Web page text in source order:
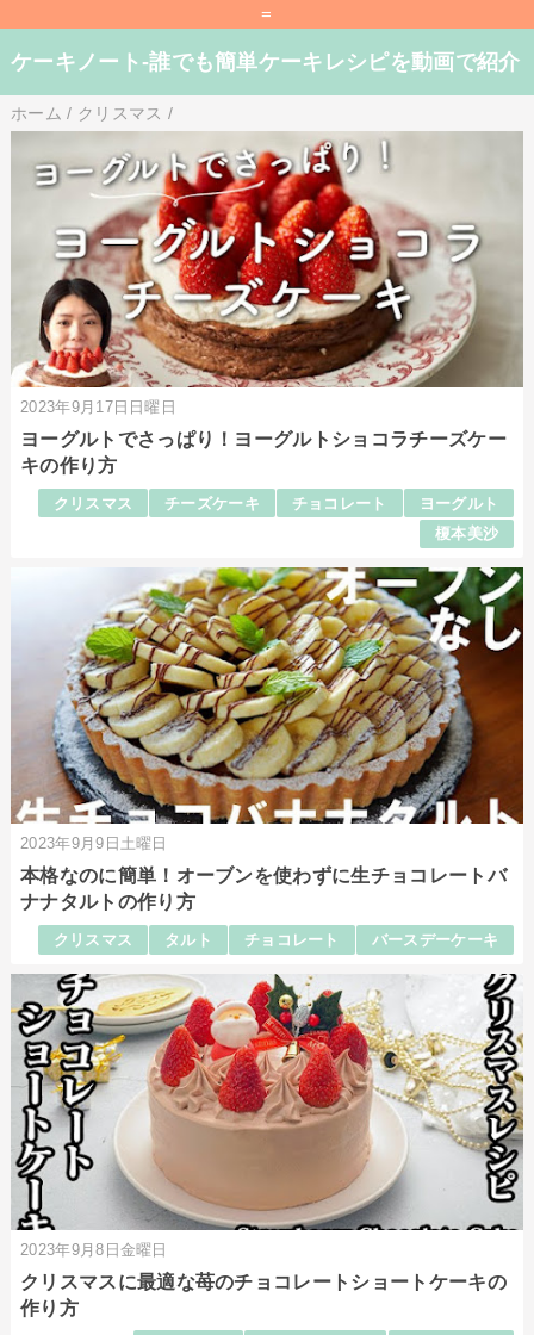
=
ケーキノート-誰でも簡単ケーキレシピを動画で紹介
ホーム / クリスマス /
2023年9月17日日曜日
ヨーグルトでさっぱり！ヨーグルトショコラチーズケー
キの作り方
クリスマス チーズケーキ チョコレート
ヨーグルト
榎本美沙
2023年9月9日土曜日
本格なのに簡単！オーブンを使わずに生チョコレートバ
ナナタルトの作り方
クリスマス タルト チョコレート バースデーケーキ
2023年9月8日金曜日
クリスマスに最適な苺のチョコレートショートケーキの
作り方